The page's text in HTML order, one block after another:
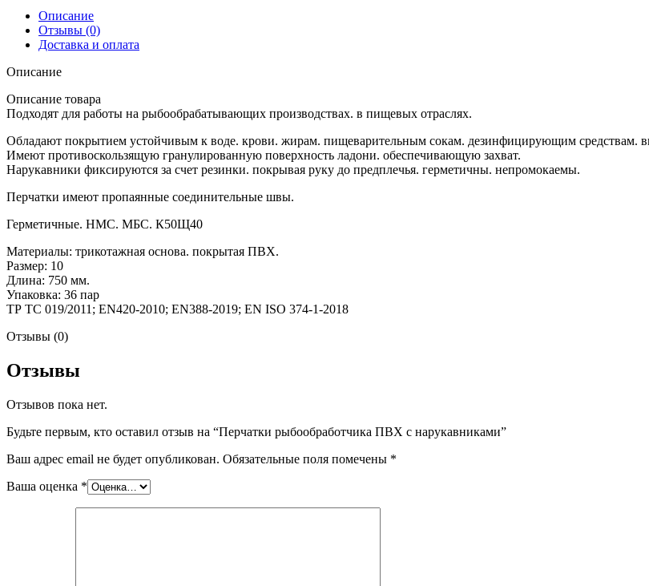
Описание
Отзывы (0)
Доставка и оплата
Описание
Описание товара
Подходят для работы на рыбообрабатывающих производствах. в пищевых отраслях.
Обладают покрытием устойчивым к воде. крови. жирам. пищеварительным сокам. дезинфицирующим средствам.
Имеют противоскользящую гранулированную поверхность ладони. обеспечивающую захват.
Нарукавники фиксируются за счет резинки. покрывая руку до предплечья. герметичны. непромокаемы.
Перчатки имеют пропаянные соединительные швы.
Герметичные. НМС. МБС. К50Щ40
Материалы: трикотажная основа. покрытая ПВХ.
Размер: 10
Длина: 750 мм.
Упаковка: 36 пар
ТР ТС 019/2011; EN420-2010; EN388-2019; EN ISO 374-1-2018
Отзывы (0)
Отзывы
Отзывов пока нет.
Будьте первым, кто оставил отзыв на “Перчатки рыбообработчика ПВХ с нарукавниками”
Ваш адрес email не будет опубликован. Обязательные поля помечены *
Ваша оценка *